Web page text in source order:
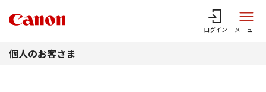
ログイン メニュー
個人のお客さま